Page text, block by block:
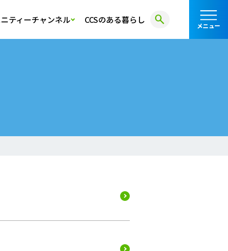
ティーチャンネル CCSのある暮らし search メニュー